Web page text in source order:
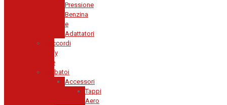
Pressione
Benzina
e
Adattatori
Raccordi
Jiffy
Tite
Serbatoi
Accessori
Tappi
Aero